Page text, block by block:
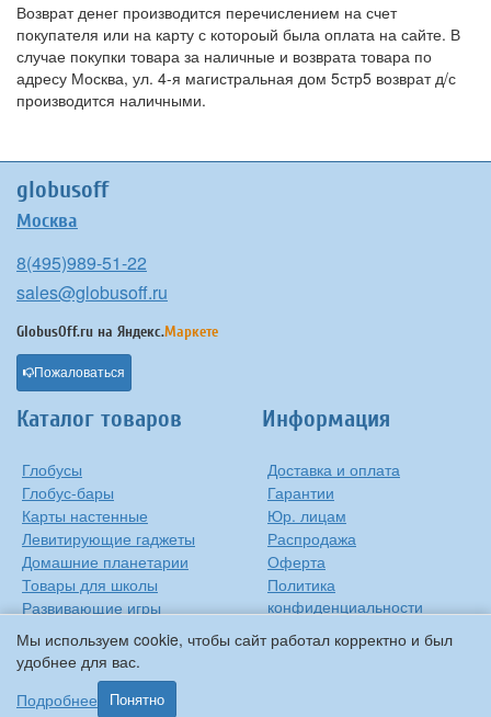
Мы используем cookie, чтобы сайт работал корректно и был
удобнее для вас.
Подробнее
Понятно
Возврат денег производится перечислением на счет
покупателя или на карту с котороый была оплата на сайте. В
случае покупки товара за наличные и возврата товара по
адресу Москва, ул. 4-я магистральная дом 5стр5 возврат д/с
производится наличными.
globusoff
Москва
8(495)989-51-22
sales@globusoff.ru
GlobusOff.ru на Яндекс.Маркете
Пожаловаться
Каталог товаров
Глобусы
Глобус-бары
Карты настенные
Левитирующие гаджеты
Домашние планетарии
Товары для школы
Развивающие игры
Оригинальные игрушки
Подарки на Новый Год
Прочее
Информация
Доставка и оплата
Гарантии
Юр. лицам
Распродажа
Оферта
Политика
конфиденциальности
Контакты
О компании